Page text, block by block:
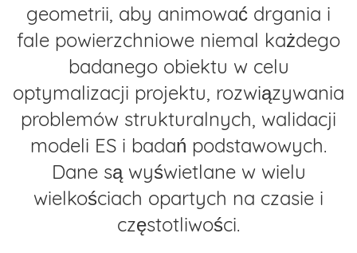
geometrii, aby animować drgania i
fale powierzchniowe niemal każdego
badanego obiektu w celu
optymalizacji projektu, rozwiązywania
problemów strukturalnych, walidacji
modeli ES i badań podstawowych.
Dane są wyświetlane w wielu
wielkościach opartych na czasie i
częstotliwości.